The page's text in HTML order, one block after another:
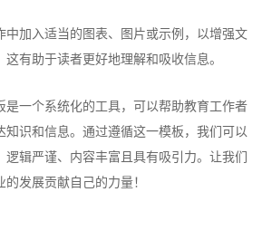
中加入适当的图表、图片或示例，以增强文
有助于读者更好地理解和吸收信息。
是一个系统化的工具，可以帮助教育工作者
知识和信息。通过遵循这一模板，我们可以
逻辑严谨、内容丰富且具有吸引力。让我们
发展贡献自己的力量！